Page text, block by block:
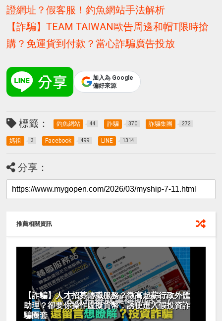
證網址？假客服！釣魚網站手法解析
【詐騙】TEAM TAIWAN歐告周邊和帽T限時搶
購？免運貨到付款？當心詐騙廣告投放
加入為 Google
偏好來源
標籤： 釣魚網站 44 詐騙 370 詐騙集團 272
媽祖 3 Facebook 499 LINE 1314
分享：
推薦相關資訊
【詐騙】人才招募轉職服務？徵高起薪行政外匯
助理？卻要你操作虛擬貨幣，誘使進入假投資詐
騙圈套